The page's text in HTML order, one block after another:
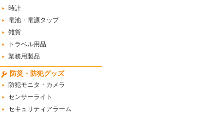
時計
電池・電源タップ
雑貨
トラベル用品
業務用製品
防災・防犯グッズ
防犯モニタ・カメラ
センサーライト
セキュリティアラーム